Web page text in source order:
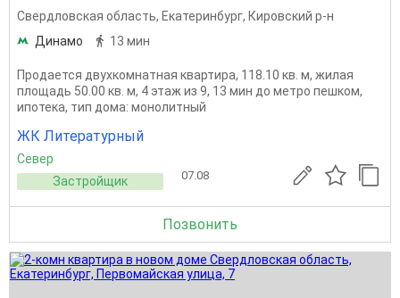
Свердловская область, Екатеринбург, Кировский р-н
Динамо
13 мин
Продается двухкомнатная квартира, 118.10 кв. м, жилая
площадь 50.00 кв. м, 4 этаж из 9, 13 мин до метро пешком,
ипотека, тип дома: монолитный
ЖК Литературный
Север
Застройщик
07.08
Позвонить